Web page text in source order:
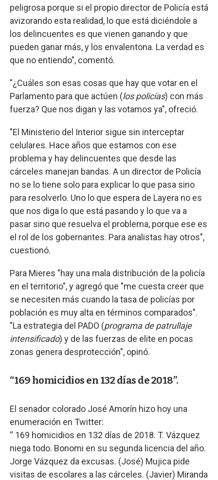
peligrosa porque si el propio director de Policía está
avizorando esta realidad, lo que está diciéndole a
los delincuentes es que vienen ganando y que
pueden ganar más, y los envalentona. La verdad es
que no entiendo", comentó.
"¿Cuáles son esas cosas que hay que votar en el
Parlamento para que actúen (los policías) con más
fuerza? Que nos digan y las votamos ya", ofreció.
"El Ministerio del Interior sigue sin interceptar
celulares. Hace años que estamos con ese
problema y hay delincuentes que desde las
cárceles manejan bandas. A un director de Policía
no se lo tiene solo para explicar lo que pasa sino
para resolverlo. Uno lo que espera de Layera no es
que nos diga lo que está pasando y lo que va a
pasar sino que resuelva el problema, porque ese es
el rol de los gobernantes. Para analistas hay otros",
cuestionó.
Para Mieres "hay una mala distribución de la policía
en el territorio", y agregó que "me cuesta creer que
se necesiten más cuando la tasa de policías por
población es muy alta en términos comparados".
"La estrategia del PADO (programa de patrullaje
intensificado) y de las fuerzas de elite en pocas
zonas genera desprotección", opinó.
“169 homicidios en 132 días de 2018”.
El senador colorado José Amorín hizo hoy una
enumeración en Twitter:
“ 169 homicidios en 132 días de 2018. T. Vázquez
niega todo. Bonomi en su segunda licencia del año.
Jorge Vázquez da excusas. (José) Mujica pide
visitas de escolares a las cárceles. (Javier) Miranda